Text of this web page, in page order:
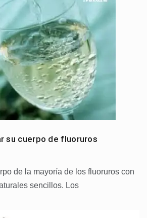
su cuerpo de fluoruros
de la mayoría de los fluoruros con
sencillos. Los